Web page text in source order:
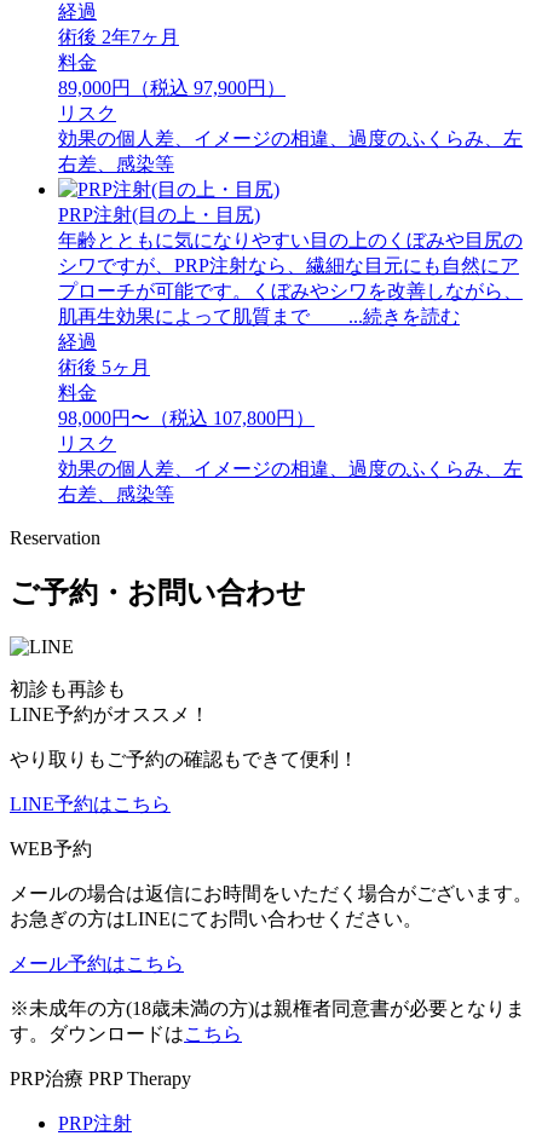
経過
術後 2年7ヶ月
料金
89,000円（税込 97,900円）
リスク
効果の個人差、イメージの相違、過度のふくらみ、左
右差、感染等
PRP注射(目の上・目尻)
年齢とともに気になりやすい目の上のくぼみや目尻の
シワですが、PRP注射なら、繊細な目元にも自然にア
プローチが可能です。くぼみやシワを改善しながら、
肌再生効果によって肌質まで ...続きを読む
経過
術後 5ヶ月
料金
98,000円〜（税込 107,800円）
リスク
効果の個人差、イメージの相違、過度のふくらみ、左
右差、感染等
Reservation
ご予約・お問い合わせ
初診も再診も
LINE予約がオススメ！
やり取りもご予約の確認もできて便利！
LINE予約はこちら
WEB予約
メールの場合は返信にお時間をいただく場合がございます。
お急ぎの方はLINEにてお問い合わせください。
メール予約はこちら
※未成年の方(18歳未満の方)は親権者同意書が必要となりま
す。ダウンロードはこちら
PRP治療 PRP Therapy
PRP注射